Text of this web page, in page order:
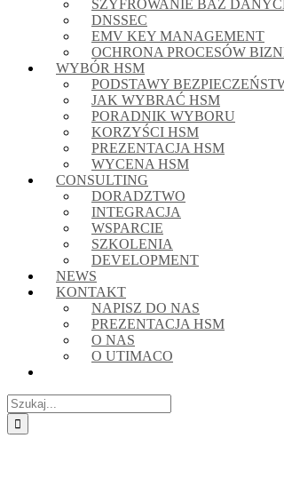
SZYFROWANIE BAZ
DNSSEC
EMV KEY MANAGEMENT
OCHRONA PROCESÓW
WYBÓR HSM
PODSTAWY
JAK WYBRAĆ HSM
PORADNIK WYBORU
KORZYŚCI HSM
PREZENTACJA HSM
WYCENA HSM
CONSULTING
DORADZTWO
INTEGRACJA
WSPARCIE
SZKOLENIA
DEVELOPMENT
NEWS
KONTAKT
NAPISZ DO NAS
PREZENTACJA HSM
O NAS
O UTIMACO
Szukaj